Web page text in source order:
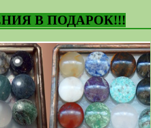
В ПОДАРОК!!!